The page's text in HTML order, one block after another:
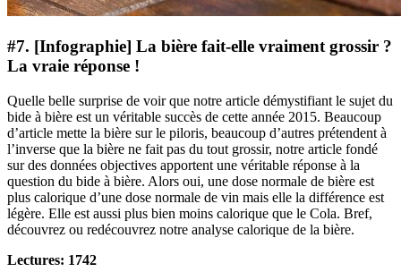
#7. [Infographie] La bière fait-elle vraiment grossir ?
La vraie réponse !
Quelle belle surprise de voir que notre article démystifiant le sujet du
bide à bière est un véritable succès de cette année 2015. Beaucoup
d’article mette la bière sur le piloris, beaucoup d’autres prétendent à
l’inverse que la bière ne fait pas du tout grossir, notre article fondé
sur des données objectives apportent une véritable réponse à la
question du bide à bière. Alors oui, une dose normale de bière est
plus calorique d’une dose normale de vin mais elle la différence est
légère. Elle est aussi plus bien moins calorique que le Cola. Bref,
découvrez ou redécouvrez notre analyse calorique de la bière.
Lectures: 1742